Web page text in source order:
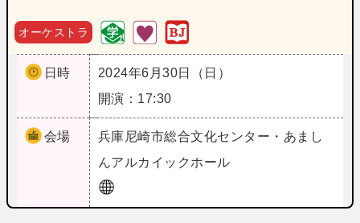
オーケストラ
日時
2024年6月30日（日）
開演：17:30
会場 兵庫尼崎市総合文化センター・あまし
んアルカイックホール